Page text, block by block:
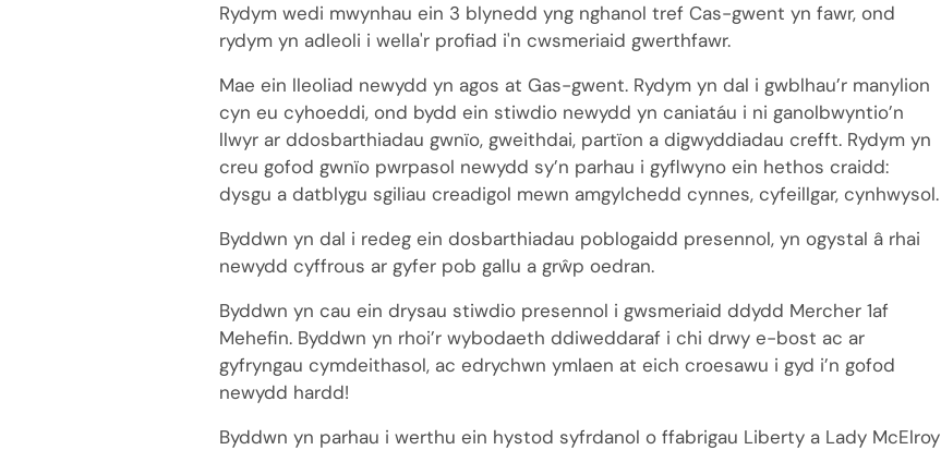
Rydym wedi mwynhau ein 3 blynedd yng nghanol tref Cas-gwent yn fawr, ond
rydym yn adleoli i wella'r profiad i'n cwsmeriaid gwerthfawr.
Mae ein lleoliad newydd yn agos at Gas-gwent. Rydym yn dal i gwblhau’r manylion
cyn eu cyhoeddi, ond bydd ein stiwdio newydd yn caniatáu i ni ganolbwyntio’n
llwyr ar ddosbarthiadau gwnïo, gweithdai, partïon a digwyddiadau crefft. Rydym yn
creu gofod gwnïo pwrpasol newydd sy’n parhau i gyflwyno ein hethos craidd:
dysgu a datblygu sgiliau creadigol mewn amgylchedd cynnes, cyfeillgar, cynhwysol.
Byddwn yn dal i redeg ein dosbarthiadau poblogaidd presennol, yn ogystal â rhai
newydd cyffrous ar gyfer pob gallu a grŵp oedran.
Byddwn yn cau ein drysau stiwdio presennol i gwsmeriaid ddydd Mercher 1af
Mehefin. Byddwn yn rhoi’r wybodaeth ddiweddaraf i chi drwy e-bost ac ar
gyfryngau cymdeithasol, ac edrychwn ymlaen at eich croesawu i gyd i’n gofod
newydd hardd!
Byddwn yn parhau i werthu ein hystod syfrdanol o ffabrigau Liberty a Lady McElroy